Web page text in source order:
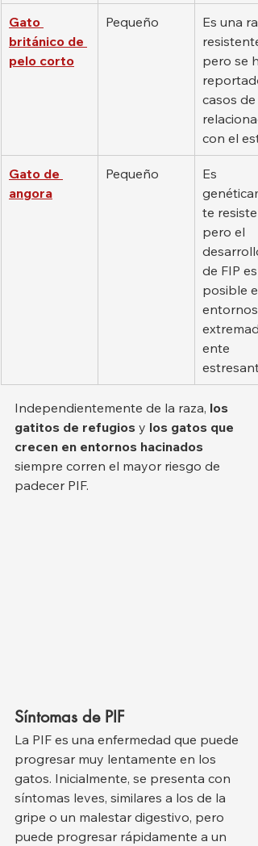
Gato
británico de
pelo corto
Pequeño
Es una
pero se
casos de
con el
Gato de
angora
Pequeño
Es
te
pero el
desarrollo
de FIP es
posible
entornos
ente
Independientemente de la raza, los
gatitos de refugios y los gatos que
crecen en entornos hacinados
siempre corren el mayor riesgo de
padecer PIF.
Síntomas de PIF
La PIF es una enfermedad que puede
progresar muy lentamente en los
gatos. Inicialmente, se presenta con
síntomas leves, similares a los de la
gripe o un malestar digestivo, pero
puede progresar rápidamente a un